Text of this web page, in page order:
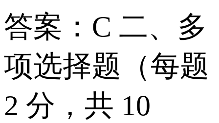
答案：C 二、多
项选择题（每题
2 分，共 10